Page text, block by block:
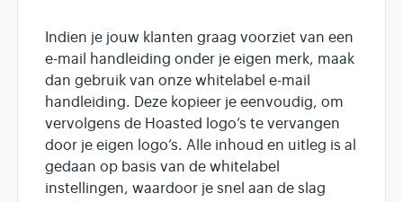
Contact
Klantenpaneel →
Hoasted.com →
Indien je jouw klanten graag voorziet van een
e-mail handleiding onder je eigen merk, maak
dan gebruik van onze whitelabel e-mail
handleiding. Deze kopieer je eenvoudig, om
vervolgens de Hoasted logo’s te vervangen
door je eigen logo’s. Alle inhoud en uitleg is al
gedaan op basis van de whitelabel
instellingen, waardoor je snel aan de slag